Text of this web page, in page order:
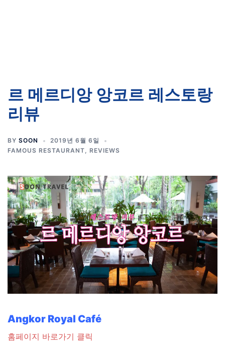
르 메르디앙 앙코르 레스토랑
리뷰
BY SOON
2019년 6월 6일
FAMOUS RESTAURANT, REVIEWS
Angkor Royal Café
홈페이지 바로가기 클릭